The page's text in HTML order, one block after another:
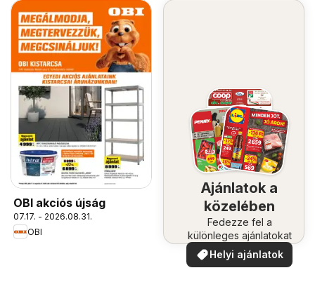
OBI akciós újság
07.17. - 2026.08.31.
OBI
Ajánlatok a
közelében
Fedezze fel a
különleges ajánlatokat
Helyi ajánlatok